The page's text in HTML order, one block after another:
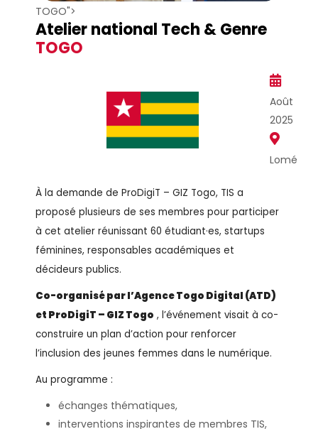
TOGO">
Atelier national Tech & Genre
TOGO
Août
2025
Lomé
À la demande de ProDigiT – GIZ Togo, TIS a
proposé plusieurs de ses membres pour participer
à cet atelier réunissant 60 étudiant·es, startups
féminines, responsables académiques et
décideurs publics.
Co-organisé par l’Agence Togo Digital (ATD)
et ProDigiT – GIZ Togo , l’événement visait à co-
construire un plan d’action pour renforcer
l’inclusion des jeunes femmes dans le numérique.
Au programme :
échanges thématiques,
interventions inspirantes de membres TIS,